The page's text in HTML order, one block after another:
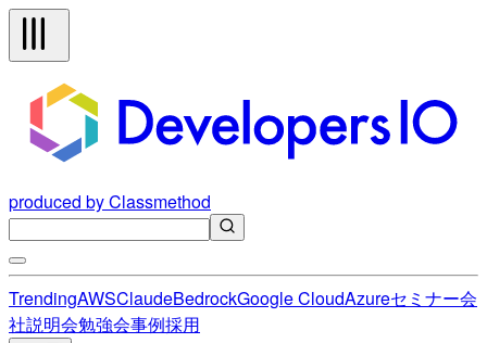
produced by Classmethod
TrendingAWSClaudeBedrockGoogle CloudAzureセミナー会
社説明会勉強会事例採用